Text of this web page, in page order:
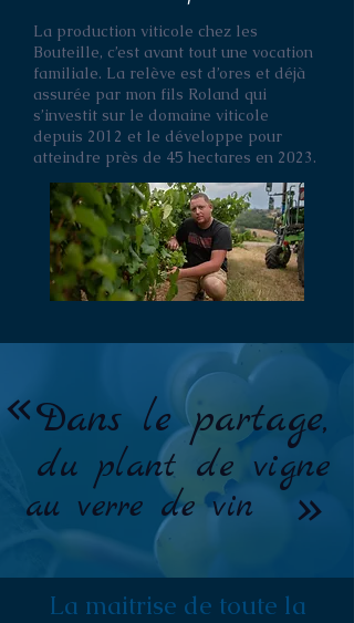
La production viticole chez les
Bouteille, c’est avant tout une vocation
familiale. La relève est d’ores et déjà
assurée par mon fils Roland qui
s’investit sur le domaine viticole
depuis 2012 et le développe pour
atteindre près de 45 hectares en 2023.
«Dans le partage,
du plant de vigne
au verre de vin «
La maitrise de toute la